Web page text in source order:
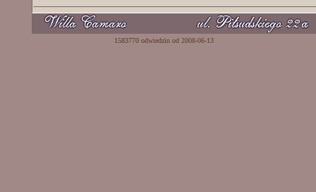
1583770 odwiedzin od 2008-06-13 Powered